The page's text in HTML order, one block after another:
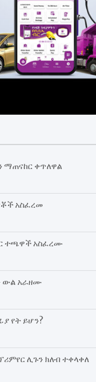
ቀጥለዋል
አስፈረመ
ተጫዋች አስፈረሙ
ውል አራዘሙ
የት ይሆን?
ሊጉን ክለብ ተቀላቀለ